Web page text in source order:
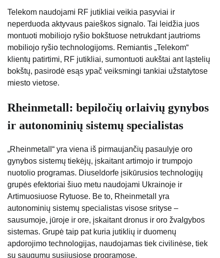
Telekom naudojami RF jutikliai veikia pasyviai ir
neperduoda aktyvaus paieškos signalo. Tai leidžia juos
montuoti mobiliojo ryšio bokštuose netrukdant jautrioms
mobiliojo ryšio technologijoms. Remiantis „Telekom“
klientų patirtimi, RF jutikliai, sumontuoti aukštai ant ląstelių
bokštų, pasirodė esąs ypač veiksmingi tankiai užstatytose
miesto vietose.
Rheinmetall: bepiločių orlaivių gynybos
ir autonominių sistemų specialistas
„Rheinmetall“ yra viena iš pirmaujančių pasaulyje oro
gynybos sistemų tiekėjų, įskaitant artimojo ir trumpojo
nuotolio programas. Diuseldorfe įsikūrusios technologijų
grupės efektoriai šiuo metu naudojami Ukrainoje ir
Artimuosiuose Rytuose. Be to, Rheinmetall yra
autonominių sistemų specialistas visose srityse –
sausumoje, jūroje ir ore, įskaitant dronus ir oro žvalgybos
sistemas. Grupė taip pat kuria jutiklių ir duomenų
apdorojimo technologijas, naudojamas tiek civilinėse, tiek
su saugumu susijusiose programose.